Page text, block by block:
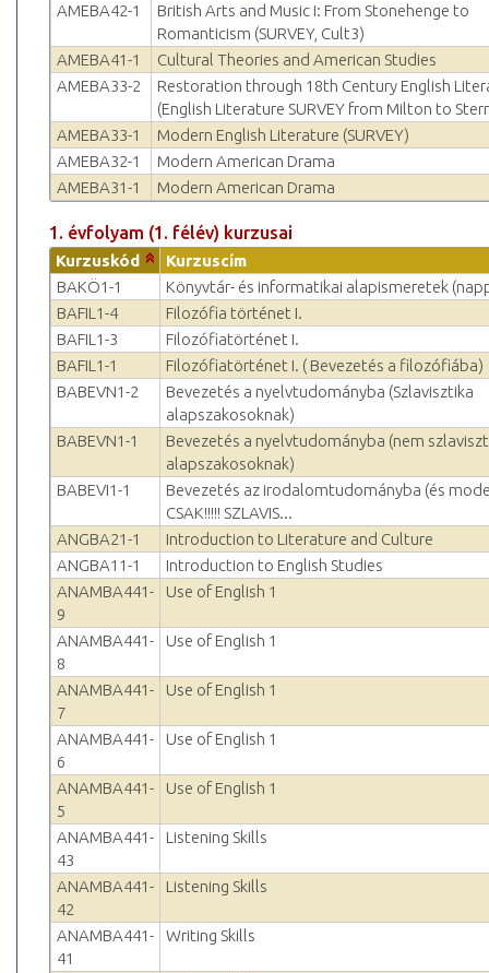
AMEBA42-1
British Arts and Music I: From Stonehenge to
Romanticism (SURVEY, Cult3)
AMEBA41-1
Cultural Theories and American Studies
AMEBA33-2
Restoration through 18th Century English
(English Literature SURVEY from Milton to
AMEBA33-1
Modern English Literature (SURVEY)
AMEBA32-1
Modern American Drama
AMEBA31-1
Modern American Drama
1. évfolyam (1. félév) kurzusai
Kurzuskód
Kurzuscím
BAKÖ1-1
Könyvtár- és informatikai alapismeretek
BAFIL1-4
Filozófia történet I.
BAFIL1-3
Filozófiatörténet I.
BAFIL1-1
Filozófiatörténet I. ( Bevezetés a filozófiába)
BABEVN1-2
Bevezetés a nyelvtudományba (Szlavisztika
alapszakosoknak)
BABEVN1-1
Bevezetés a nyelvtudományba (nem
alapszakosoknak)
BABEVI1-1
Bevezetés az irodalomtudományba (és
CSAK!!!!! SZLAVIS...
ANGBA21-1
Introduction to Literature and Culture
ANGBA11-1
Introduction to English Studies
ANAMBA441-
9
Use of English 1
ANAMBA441-
8
Use of English 1
ANAMBA441-
7
Use of English 1
ANAMBA441-
6
Use of English 1
ANAMBA441-
5
Use of English 1
ANAMBA441-
43
Listening Skills
ANAMBA441-
42
Listening Skills
ANAMBA441-
41
Writing Skills